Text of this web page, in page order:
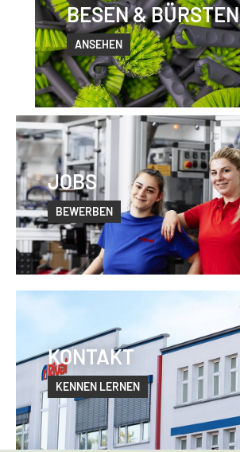
BESEN & BÜRSTEN
ANSEHEN
JOBS
BEWERBEN
KONTAKT
KENNEN LERNEN